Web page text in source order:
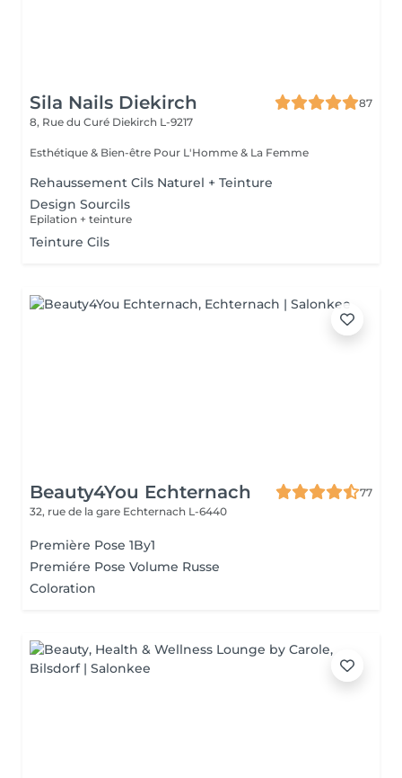
Sila Nails Diekirch
87
8, Rue du Curé Diekirch L-9217
Esthétique & Bien-être Pour L'Homme & La Femme
Rehaussement Cils Naturel + Teinture
Design Sourcils
Epilation + teinture
Teinture Cils
Beauty4You Echternach
77
32, rue de la gare Echternach L-6440
Première Pose 1By1
Premiére Pose Volume Russe
Coloration